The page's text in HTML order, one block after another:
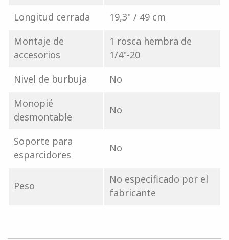
Longitud cerrada
19,3" / 49 cm
Montaje de
accesorios
1 rosca hembra de
1/4"-20
Nivel de burbuja
No
Monopié
desmontable
No
Soporte para
esparcidores
No
Peso
No especificado por el
fabricante